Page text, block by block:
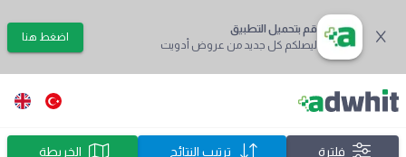
قم بتحميل التطبيق
ليصلكم كل جديد من عروض أدويت
اضغط هنا
فلترة ترتيب النتائج الخريطة